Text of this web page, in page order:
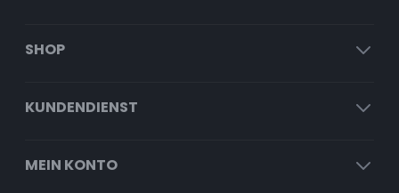
SHOP
KUNDENDIENST
MEIN KONTO